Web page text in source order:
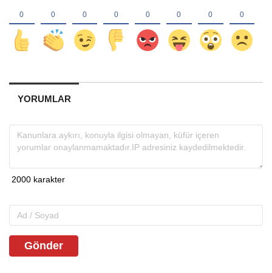
YORUMLAR
Gönder